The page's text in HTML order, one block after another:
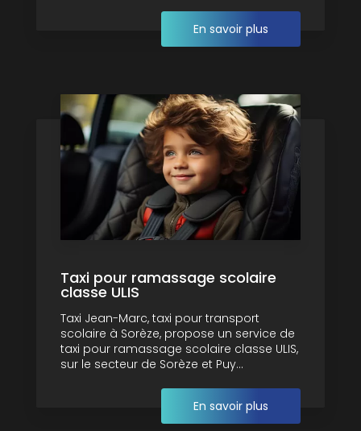
En savoir plus
Taxi pour ramassage scolaire
classe ULIS
Taxi Jean-Marc, taxi pour transport
scolaire à Sorèze, propose un service de
taxi pour ramassage scolaire classe ULIS,
sur le secteur de Sorèze et Puy...
En savoir plus